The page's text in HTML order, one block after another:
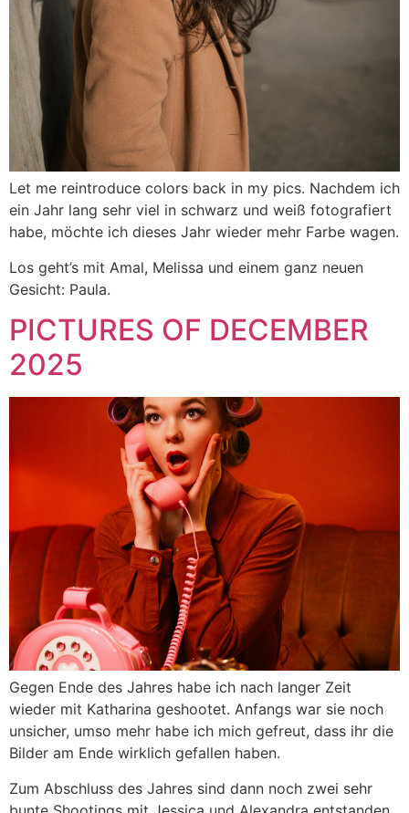
Let me reintroduce colors back in my pics. Nachdem ich
ein Jahr lang sehr viel in schwarz und weiß fotografiert
habe, möchte ich dieses Jahr wieder mehr Farbe wagen.
Los geht’s mit Amal, Melissa und einem ganz neuen
Gesicht: Paula.
PICTURES OF DECEMBER
2025
Gegen Ende des Jahres habe ich nach langer Zeit
wieder mit Katharina geshootet. Anfangs war sie noch
unsicher, umso mehr habe ich mich gefreut, dass ihr die
Bilder am Ende wirklich gefallen haben.
Zum Abschluss des Jahres sind dann noch zwei sehr